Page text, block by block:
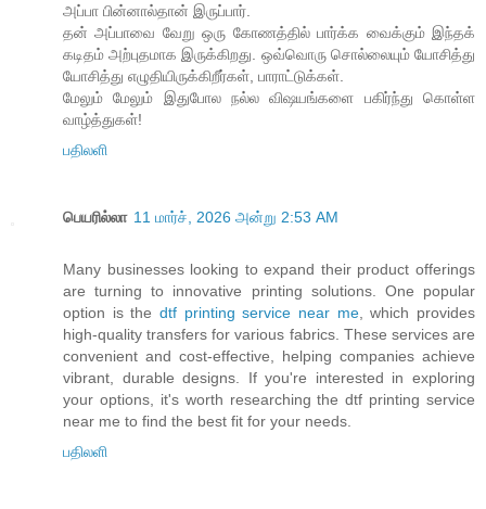
அப்பா பின்னால்தான் இருப்பார்.
தன் அப்பாவை வேறு ஒரு கோணத்தில் பார்க்க வைக்கும் இந்தக்
கடிதம் அற்புதமாக இருக்கிறது. ஒவ்வொரு சொல்லையும் யோசித்து
யோசித்து எழுதியிருக்கிறீர்கள், பாராட்டுக்கள்.
மேலும் மேலும் இதுபோல நல்ல விஷயங்களை பகிர்ந்து கொள்ள
வாழ்த்துகள்!
பதிலளி
பெயரில்லா 11 மார்ச், 2026 அன்று 2:53 AM
Many businesses looking to expand their product offerings
are turning to innovative printing solutions. One popular
option is the dtf printing service near me, which provides
high-quality transfers for various fabrics. These services are
convenient and cost-effective, helping companies achieve
vibrant, durable designs. If you're interested in exploring
your options, it's worth researching the dtf printing service
near me to find the best fit for your needs.
பதிலளி